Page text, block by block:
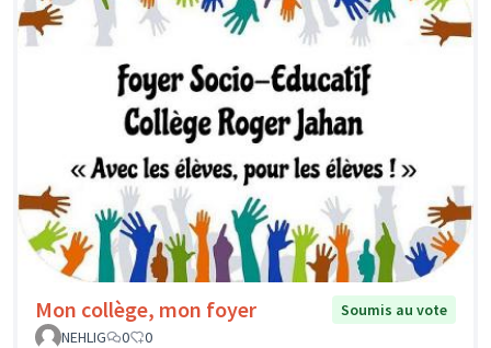
Mon collège, mon foyer
Soumis au vote
NEHLIG
0 0